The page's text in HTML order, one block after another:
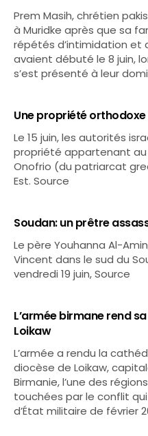
Prem Masih, chrétien
à Muridke après que sa
répétés d’intimidation et
avaient débuté le 8 juin,
s’est présenté à leur
Une propriété
Le 15 juin, les autorités
propriété appartenant
Onofrio (du patriarcat
Est. Source
Soudan: un prêtre
Le père Youhanna Al-
Vincent dans le sud du
vendredi 19 juin, Source
L’armée birmane rend
Loikaw
L’armée a rendu la
diocèse de Loikaw,
Birmanie, l’une des
touchées par le conflit
d’État militaire de février